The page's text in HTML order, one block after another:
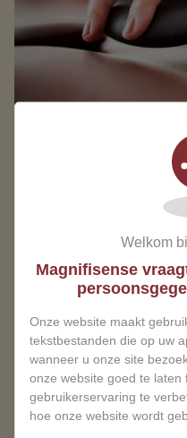
WARMTE EN
PERFECTE
Diepe
dringt diep door en
ontspannen.
Verbeterde
Welkom
Magnifisense
Onze website maakt
tekstbestanden die op uw
wanneer u onze site
onze website goed te laten
gebruikerservaring te
hoe onze website wordt